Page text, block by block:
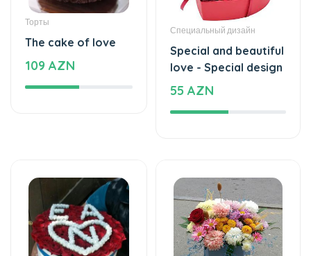
Торты
The cake of love
109 AZN
Специальный дизайн
Special and beautiful
love - Special design
55 AZN